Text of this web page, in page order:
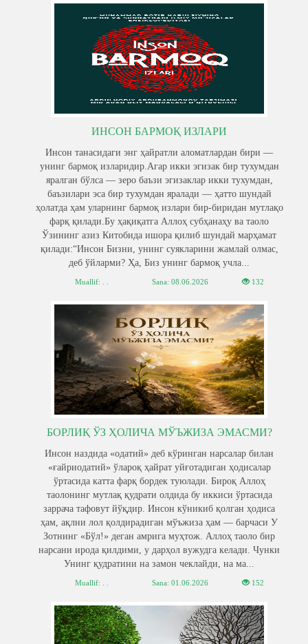
ИНСОН БАРМОҚ ИЗЛАРИ
Инсон танасидаги энг ҳайратли аломатлардан бири —
унинг бармоқ изларидир.Агар икки эгизак бир тухумдан
яралган бўлса — зеро баъзи эгизаклар икки тухумдан,
баъзилари эса бир тухумдан яралади — ҳатто шундай
ҳолатда ҳам уларнинг бармоқ излари бир-биридан мутлақо
фарқ қилади.Бу ҳақиқатга Аллоҳ субҳанаҳу ва таоло
Ўзининг азиз Китобида ишора қилиб шундай марҳамат
қилади:“Инсон Бизни, унинг суякларини жамлай олмас,
деб ўйларми? Ҳа, Биз унинг бармоқ учла...
Muallif: . . Sana: 08.06.2026 132
БОРЛИҚ ЎЗ ҲОЛИЧА МЎЪЖИЗА ЭМАСМИ?
Инсон наздида «одатий» деб кўринган нарсалар билан
«ғайриодатий» ўлароқ ҳайрат уйғотадиган ҳодисалар
ўртасида катта фарқ бордек туюлади. Бироқ Аллоҳ
таолонинг мутлақ қудрати олдида бу иккиси ўртасида
заррача тафовут йўқдир. Инсон кўникиб қолган ҳодиса
ҳам, ақлни лол қолдирадиган мўъжиза ҳам — барчаси У
Зотнинг «Бўл!» деган амрига муҳтож. Аллоҳ таоло бир
нарсани ирода қилдими, у дарҳол вужудга келади. Чунки
Унинг қудратини на замон чеклайди, на ма...
Muallif: . . Sana: 01.06.2026 152